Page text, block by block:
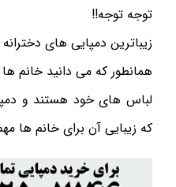
توجه توجه!!
زیباترین دمپایی های
همانطور که می دانید خانم ها
لباس های خود هستند و
که زیبایی آن برای خانم ها